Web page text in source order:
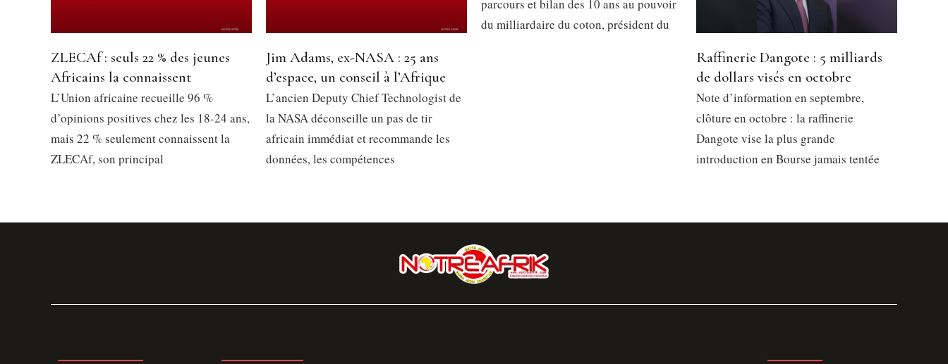
ZLECAf : seuls 22 % des jeunes
Africains la connaissent
L’Union africaine recueille 96 %
d’opinions positives chez les 18-24 ans,
mais 22 % seulement connaissent la
ZLECAf, son principal
Jim Adams, ex-NASA : 25 ans
d’espace, un conseil à l’Afrique
L’ancien Deputy Chief Technologist de
la NASA déconseille un pas de tir
africain immédiat et recommande les
données, les compétences
parcours et bilan des 10 ans au pouvoir
du milliardaire du coton, président du
Raffinerie Dangote : 5 milliards
de dollars visés en octobre
Note d’information en septembre,
clôture en octobre : la raffinerie
Dangote vise la plus grande
introduction en Bourse jamais tentée